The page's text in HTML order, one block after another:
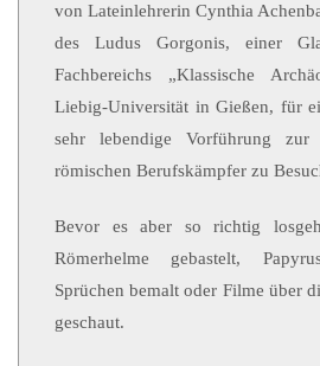
von Lateinlehrerin Cynthia
des Ludus Gorgonis, einer
Fachbereichs „Klassische
Liebig-Universität in Gießen, für
sehr lebendige Vorführung
römischen Berufskämpfer zu
Bevor es aber so richtig
Römerhelme gebastelt,
Sprüchen bemalt oder Filme über
geschaut.